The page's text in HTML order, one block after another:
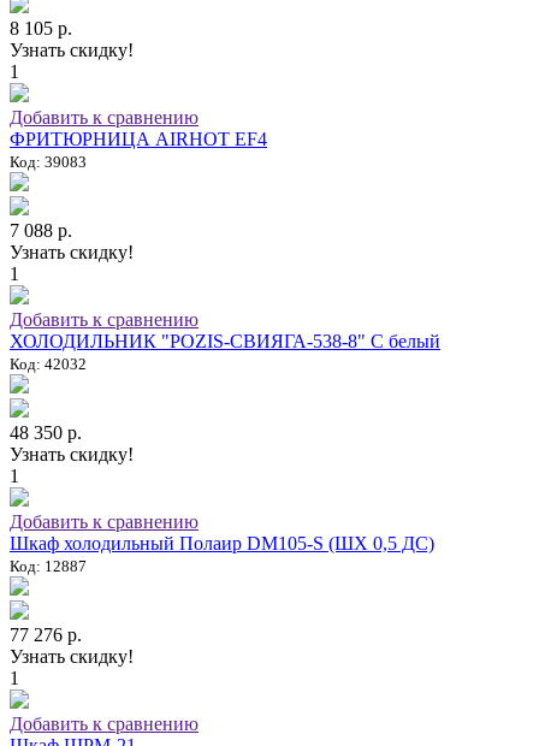
8 105 р.
Узнать скидку!
1
Добавить к сравнению
ФРИТЮРНИЦА AIRHOT EF4
Код: 39083
7 088 р.
Узнать скидку!
1
Добавить к сравнению
ХОЛОДИЛЬНИК "POZIS-СВИЯГА-538-8" C белый
Код: 42032
48 350 р.
Узнать скидку!
1
Добавить к сравнению
Шкаф холодильный Полаир DM105-S (ШХ 0,5 ДС)
Код: 12887
77 276 р.
Узнать скидку!
1
Добавить к сравнению